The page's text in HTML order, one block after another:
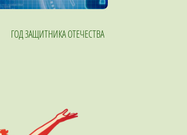
ГОД ЗАЩИТНИКА ОТЕЧЕСТВА